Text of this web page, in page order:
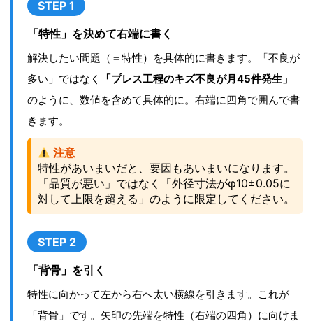
STEP 1
「特性」を決めて右端に書く
解決したい問題（＝特性）を具体的に書きます。「不良が
多い」ではなく
「プレス工程のキズ不良が月45件発生」
のように、数値を含めて具体的に。右端に四角で囲んで書
きます。
注意
特性があいまいだと、要因もあいまいになります。
「品質が悪い」ではなく「外径寸法がφ10±0.05に
対して上限を超える」のように限定してください。
STEP 2
「背骨」を引く
特性に向かって左から右へ太い横線を引きます。これが
「背骨」です。矢印の先端を特性（右端の四角）に向けま